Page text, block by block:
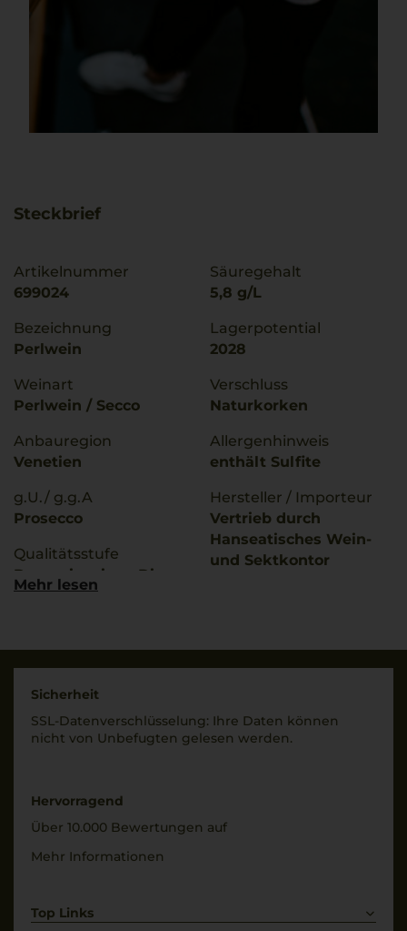
Steckbrief
Artikelnummer
699024
Bezeichnung
Perlwein
Weinart
Perlwein / Secco
Anbauregion
Venetien
g.U./ g.g.A
Prosecco
Qualitätsstufe
Denominazione Di
Origine Controllata
100% Glera
Trinktemperatur
Alkoholgehalt
Restsüße
13 g/L
Säuregehalt
5,8 g/L
Lagerpotential
2028
Verschluss
Naturkorken
Allergenhinweis
enthält Sulfite
Hersteller / Importeur
Vertrieb durch
Hanseatisches Wein-
und Sektkontor
Trebaseleghe - Italia
Italien
trocken
Mehr lesen
Sicherheit
SSL-Daten­verschlüs­selung: Ihre Daten können
nicht von Unbe­fugten gelesen werden.
Hervorragend
Über 10.000 Bewertungen auf
Mehr Informationen
Top Links